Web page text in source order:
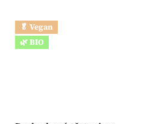
🥬 Vegan
🌿 BIO